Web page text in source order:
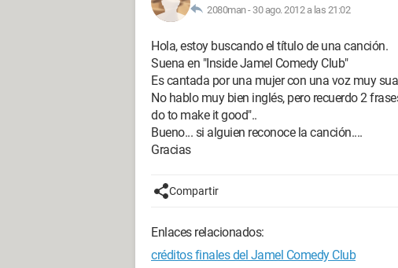
2080man - 30 ago. 2012 a las 21:02
Hola, estoy buscando el título de una canción.
Suena en "Inside Jamel Comedy Club"
Es cantada por una mujer con una voz muy
No hablo muy bien inglés, pero recuerdo 2
do to make it good"..
Bueno... si alguien reconoce la canción....
Gracias
Compartir
Enlaces relacionados:
créditos finales del Jamel Comedy Club